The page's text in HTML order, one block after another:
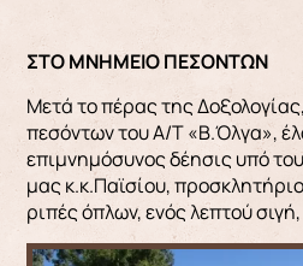
ΣΤΟ ΜΝΗΜΕΙΟ ΠΕΣΟΝΤΩΝ
Μετά το πέρας της
πεσόντων του Α/Τ «Β.Όλγα»,
επιμνημόσυνος δέησις υπό
μας κ.κ.Παϊσίου,
ριπές όπλων, ενός λεπτού